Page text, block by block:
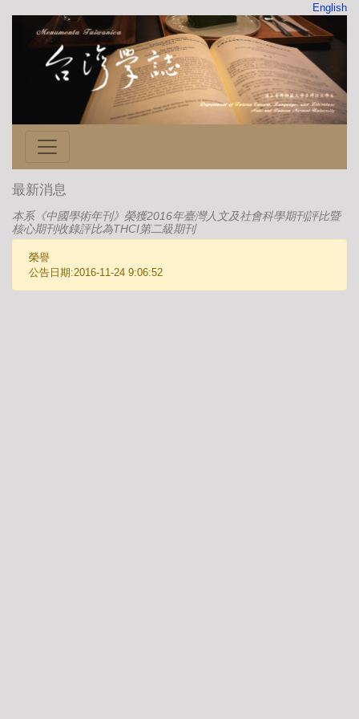
English
最新消息
本系《中國學術年刊》榮獲2016年臺灣人文及社會科學期刊評比暨
核心期刊收錄評比為THCI第二級期刊
榮譽
公告日期:2016-11-24 9:06:52